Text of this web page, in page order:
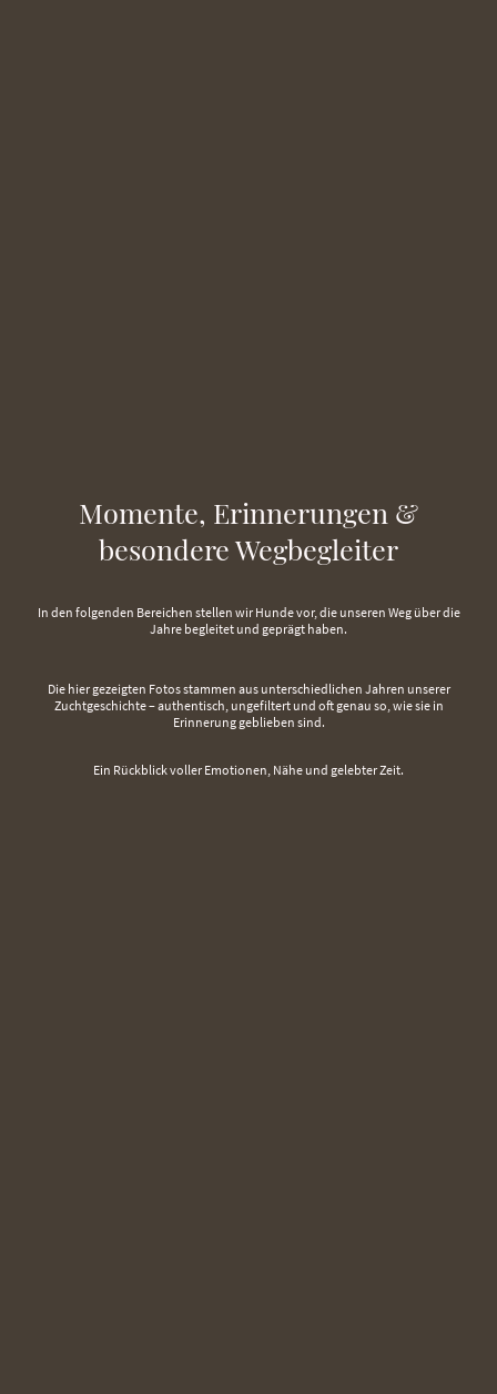
Momente, Erinnerungen &
besondere Wegbegleiter
In den folgenden Bereichen stellen wir Hunde vor, die unseren Weg über die
Jahre begleitet und geprägt haben.
Die hier gezeigten Fotos stammen aus unterschiedlichen Jahren unserer
Zuchtgeschichte – authentisch, ungefiltert und oft genau so, wie sie in
Erinnerung geblieben sind.
Ein Rückblick voller Emotionen, Nähe und gelebter Zeit.